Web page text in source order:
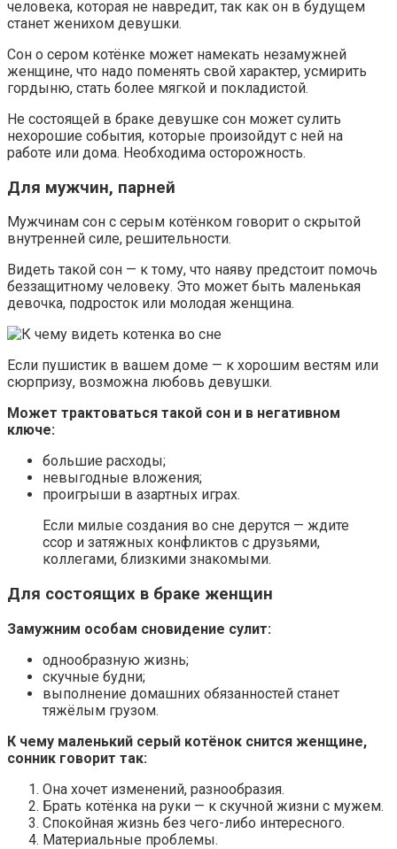
человека, которая не навредит, так как он в будущем
станет женихом девушки.
Сон о сером котёнке может намекать незамужней
женщине, что надо поменять свой характер, усмирить
гордыню, стать более мягкой и покладистой.
Не состоящей в браке девушке сон может сулить
нехорошие события, которые произойдут с ней на
работе или дома. Необходима осторожность.
Для мужчин, парней
Мужчинам сон с серым котёнком говорит о скрытой
внутренней силе, решительности.
Видеть такой сон — к тому, что наяву предстоит помочь
беззащитному человеку. Это может быть маленькая
девочка, подросток или молодая женщина.
Если пушистик в вашем доме — к хорошим вестям или
сюрпризу, возможна любовь девушки.
Может трактоваться такой сон и в негативном
ключе:
большие расходы;
невыгодные вложения;
проигрыши в азартных играх.
Если милые создания во сне дерутся — ждите
ссор и затяжных конфликтов с друзьями,
коллегами, близкими знакомыми.
Для состоящих в браке женщин
Замужним особам сновидение сулит:
однообразную жизнь;
скучные будни;
выполнение домашних обязанностей станет
тяжёлым грузом.
К чему маленький серый котёнок снится женщине,
сонник говорит так:
Она хочет изменений, разнообразия.
Брать котёнка на руки — к скучной жизни с мужем.
Спокойная жизнь без чего-либо интересного.
Материальные проблемы.